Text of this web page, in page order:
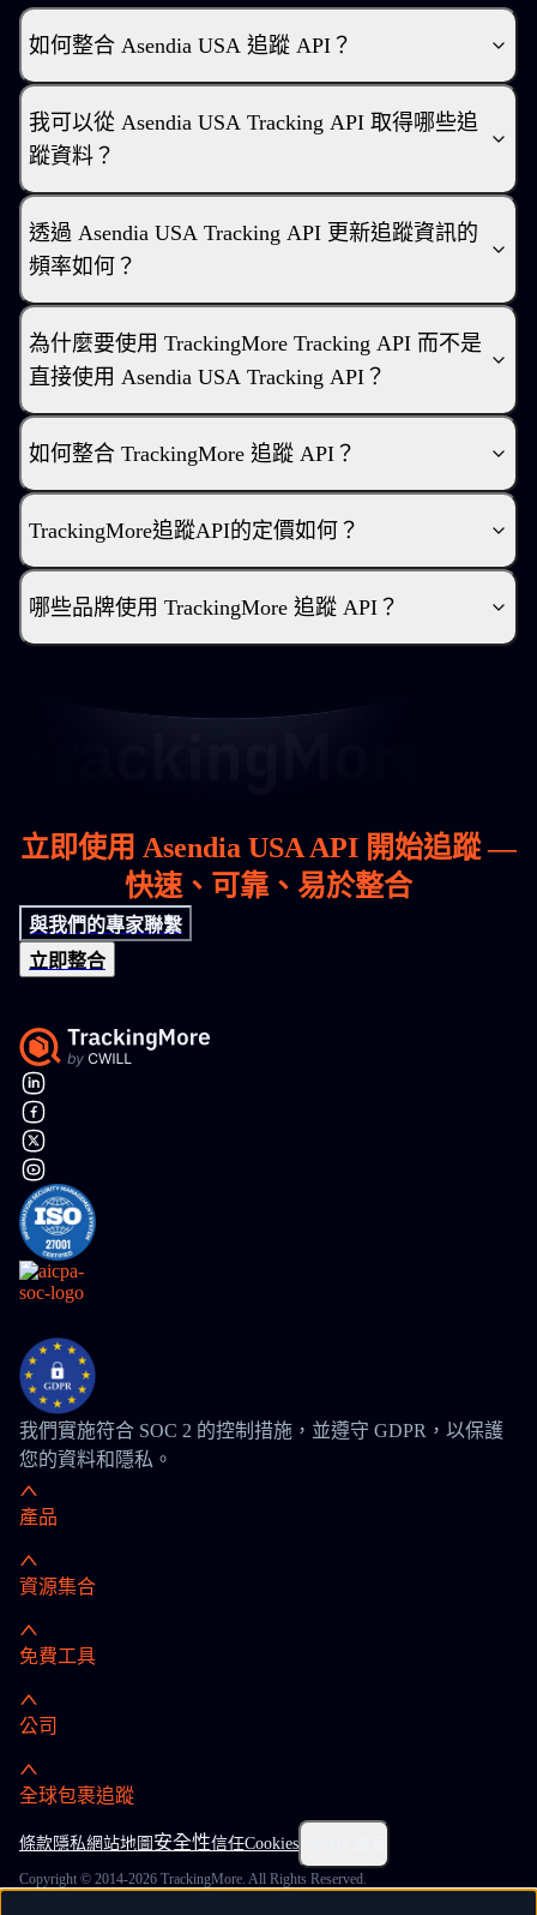
如何整合 Asendia USA 追蹤 API？
我可以從 Asendia USA Tracking API 取得哪些追
蹤資料？
透過 Asendia USA Tracking API 更新追蹤資訊的
頻率如何？
為什麼要使用 TrackingMore Tracking API 而不是
直接使用 Asendia USA Tracking API？
如何整合 TrackingMore 追蹤 API？
TrackingMore追蹤API的定價如何？
哪些品牌使用 TrackingMore 追蹤 API？
立即使用 Asendia USA API 開始追蹤 —
快速、可靠、易於整合
與我們的專家聯繫
立即整合
我們實施符合 SOC 2 的控制措施，並遵守 GDPR，以保護
您的資料和隱私。
產品
資源集合
免費工具
公司
全球包裹追蹤
條款隱私網站地圖 安全性信任Cookies
Copyright © 2014-2026 TrackingMore. All Rights Reserved.